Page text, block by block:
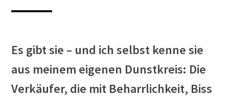
Es gibt sie – und ich selbst kenne sie
aus meinem eigenen Dunstkreis: Die
Verkäufer, die mit Beharrlichkeit, Biss